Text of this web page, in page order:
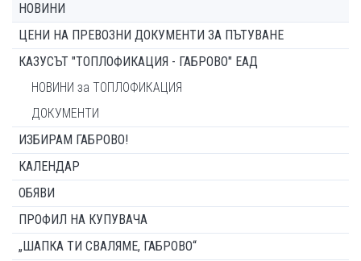
НОВИНИ
ЦЕНИ НА ПРЕВОЗНИ ДОКУМЕНТИ ЗА ПЪТУВАНЕ
КАЗУСЪТ "ТОПЛОФИКАЦИЯ - ГАБРОВО" ЕАД
НОВИНИ за ТОПЛОФИКАЦИЯ
ДОКУМЕНТИ
ИЗБИРАМ ГАБРОВО!
КАЛЕНДАР
ОБЯВИ
ПРОФИЛ НА КУПУВАЧА
„ШАПКА ТИ СВАЛЯМЕ, ГАБРОВО“